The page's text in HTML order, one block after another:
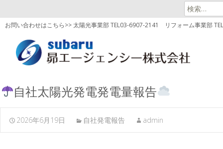
検
索:
お問い合わせはこちら>> 太陽光事業部 TEL03-6907-2141 リフォーム事業部
自社太陽光発電発電量報告
2026年6月19日 自社発電報告 admin